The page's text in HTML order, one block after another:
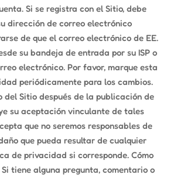
Si se registra con el Sitio, debe
dirección de correo electrónico
de que el correo electrónico de EE.
su bandeja de entrada por su ISP o
electrónico. Por favor, marque esta
periódicamente para los cambios.
del Sitio después de la publicación de
su aceptación vinculante de tales
que no seremos responsables de
que pueda resultar de cualquier
de privacidad si corresponde. Cómo
tiene alguna pregunta, comentario o